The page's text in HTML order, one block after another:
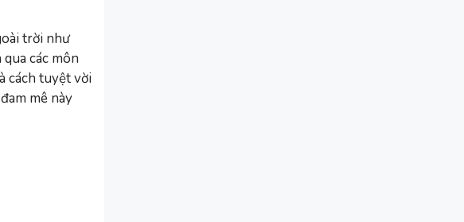
trời như
các môn
cách tuyệt vời
mê này